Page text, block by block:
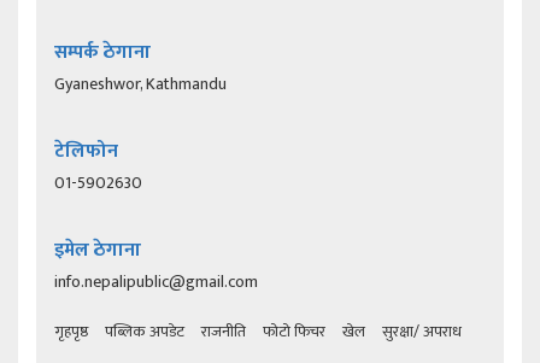
सम्पर्क ठेगाना
Gyaneshwor, Kathmandu
टेलिफोन
01-5902630
इमेल ठेगाना
info.nepalipublic@gmail.com
गृहपृष्ठ पब्लिक अपडेट राजनीति फोटो फिचर खेल
सुरक्षा/ अपराध